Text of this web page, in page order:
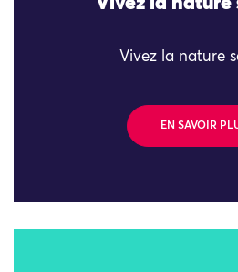
Vivez la nature
EN SAVOIR